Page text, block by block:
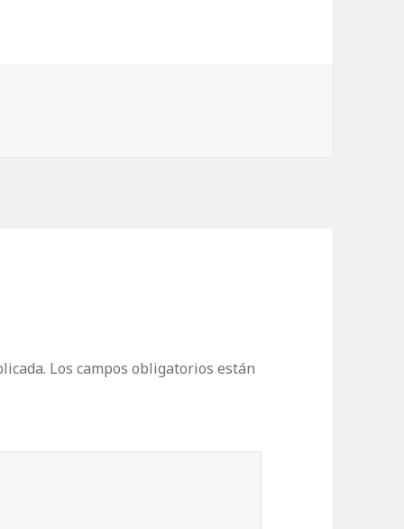
Los campos obligatorios están